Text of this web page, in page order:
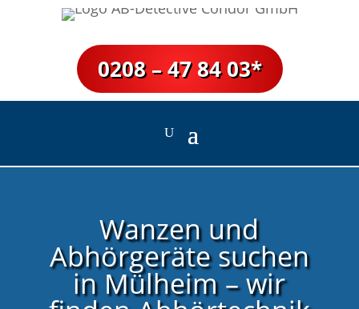
0208 – 47 84 03*
Wanzen und
Abhörgeräte suchen
in Mülheim – wir